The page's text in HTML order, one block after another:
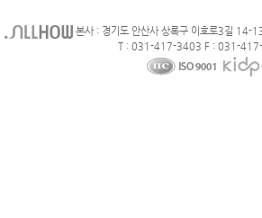
본사 : 경기도 안산사 상록구 이호로3길 14-
T : 031-417-3403 F : 031-